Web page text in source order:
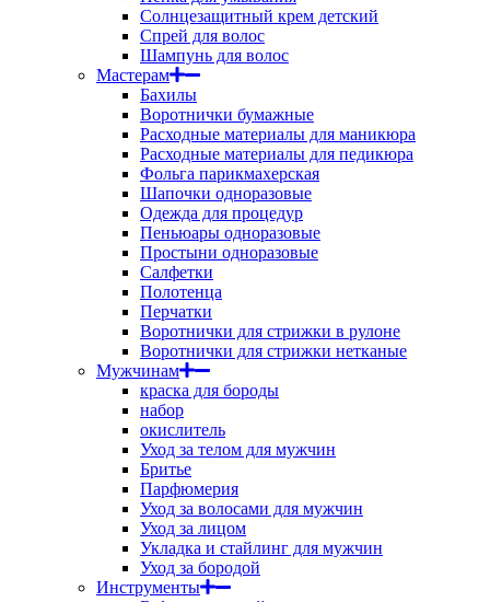
Солнцезащитный крем детский
Спрей для волос
Шампунь для волос
Мастерам
Бахилы
Воротнички бумажные
Расходные материалы для маникюра
Расходные материалы для педикюра
Фольга парикмахерская
Шапочки одноразовые
Одежда для процедур
Пеньюары одноразовые
Простыни одноразовые
Салфетки
Полотенца
Перчатки
Воротнички для стрижки в рулоне
Воротнички для стрижки нетканые
Мужчинам
краска для бороды
набор
окислитель
Уход за телом для мужчин
Бритье
Парфюмерия
Уход за волосами для мужчин
Уход за лицом
Укладка и стайлинг для мужчин
Уход за бородой
Инструменты